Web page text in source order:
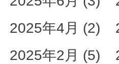
2025年4月 (2)
2025年2月 (5)